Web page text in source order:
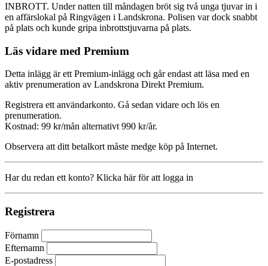
INBROTT. Under natten till måndagen bröt sig två unga tjuvar in i
en affärslokal på Ringvägen i Landskrona. Polisen var dock snabbt
på plats och kunde gripa inbrottstjuvarna på plats.
Läs vidare med Premium
Detta inlägg är ett Premium-inlägg och går endast att läsa med en
aktiv prenumeration av Landskrona Direkt Premium.
Registrera ett användarkonto. Gå sedan vidare och lös en
prenumeration.
Kostnad: 99 kr/mån alternativt 990 kr/år.
Observera att ditt betalkort måste medge köp på Internet.
Har du redan ett konto? Klicka här för att logga in
Registrera
Förnamn
Efternamn
E-postadress